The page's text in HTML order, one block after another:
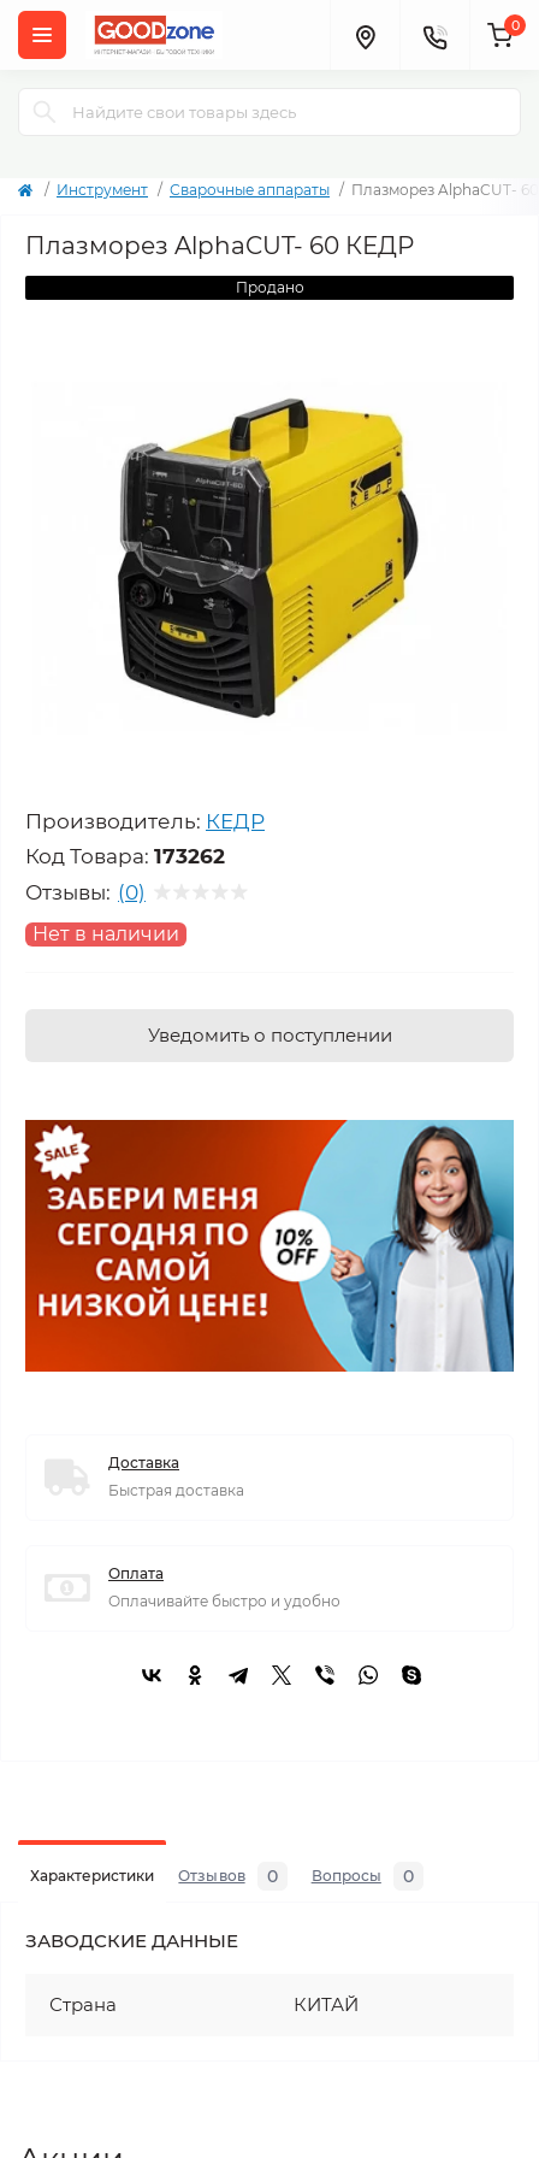
0
Инструмент Сварочные аппараты Плазморез AlphaCUT-
Плазморез AlphaCUT- 60 КЕДР
Продано
Производитель: КЕДР
Код Товара: 173262
Отзывы: (0)
Нет в наличии
Уведомить о поступлении
Доставка
Быстрая доставка
Оплата
Оплачивайте быстро и удобно
Характеристики Отзывов 0 Вопросы 0
ЗАВОДСКИЕ ДАННЫЕ
Страна КИТАЙ